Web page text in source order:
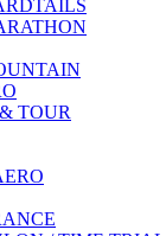
TOUR